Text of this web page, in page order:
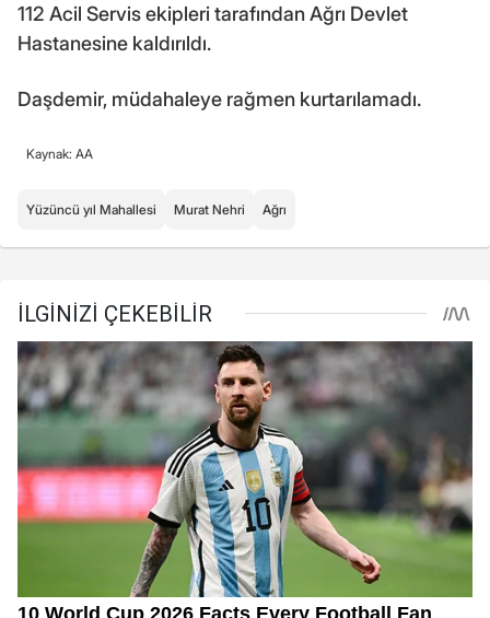
112 Acil Servis ekipleri tarafından Ağrı Devlet
Hastanesine kaldırıldı.
Daşdemir, müdahaleye rağmen kurtarılamadı.
Kaynak: AA
Yüzüncü yıl Mahallesi Murat Nehri Ağrı